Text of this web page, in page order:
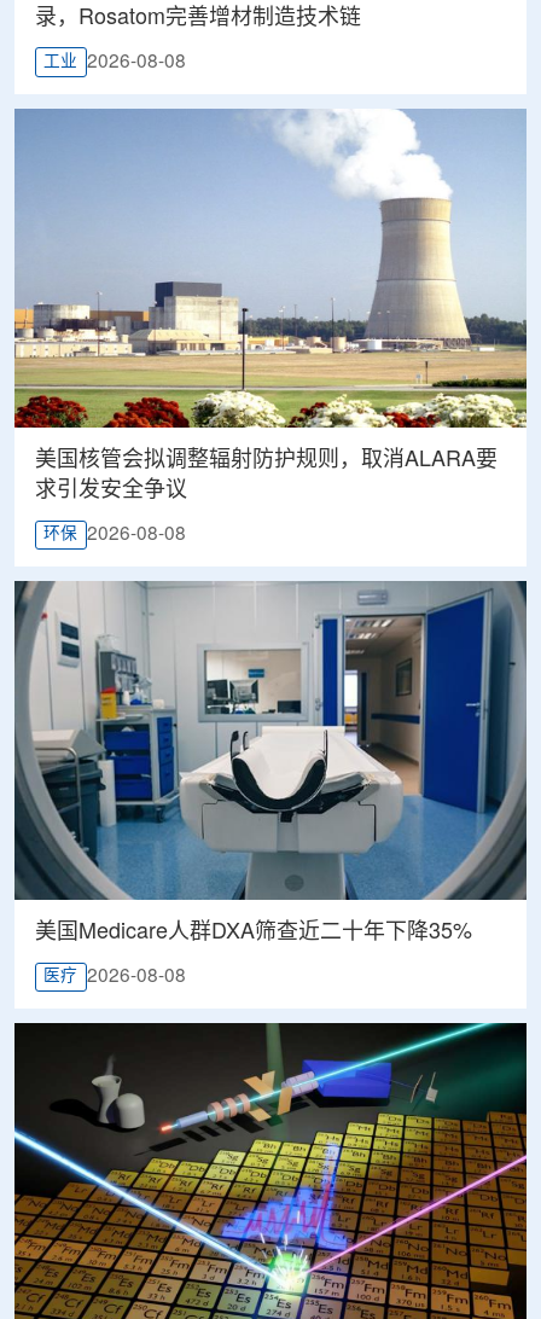
录，Rosatom完善增材制造技术链
工业 2026-08-08
美国核管会拟调整辐射防护规则，取消ALARA要
求引发安全争议
环保 2026-08-08
美国Medicare人群DXA筛查近二十年下降35%
医疗 2026-08-08